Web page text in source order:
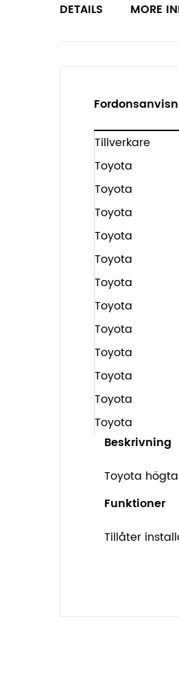
DETAILS
Tillverkare
Toyota
Toyota
Toyota
Toyota
Toyota
Toyota
Toyota
Toyota
Toyota
Toyota
Toyota
Toyota
Beskrivning
Toyota
Funktioner
Tillåter
MORE